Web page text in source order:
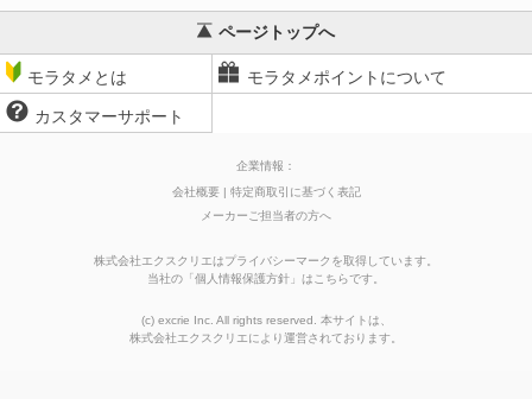
ページトップへ
モラタメとは モラタメポイントについて
カスタマーサポート
企業情報：
会社概要
特定商取引に基づく表記
メーカーご担当者の方へ
株式会社エクスクリエはプライバシーマークを取得しています。
当社の 「個人情報保護方針 」はこちらです。
(c) excrie Inc. All rights reserved. 本サイトは、
株式会社エクスクリエにより運営されております。